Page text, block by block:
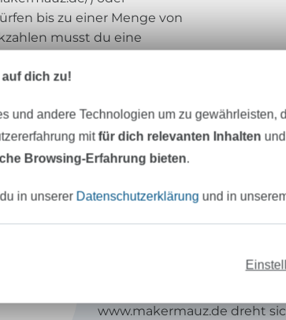
bis zu einer Menge von
musst du eine
du im Onlineshop
und die Weitergabe
Webseiten ist NICHT
werden. Für Fehler in der
Grafikdesignerin.
Bayern bei München. Auf
www.makermauz.de dreht
dich zu!
und andere Technologien um zu gewährleisten,
mitfür dich relevanten Inhalten und
Browsing-Erfahrung bieten.
in unserer Datenschutzerklärung und in